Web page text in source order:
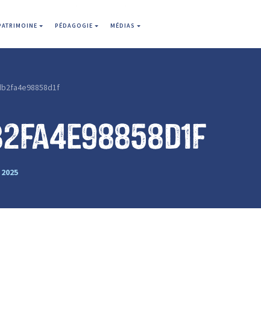
PÉDAGOGIE MÉDIAS